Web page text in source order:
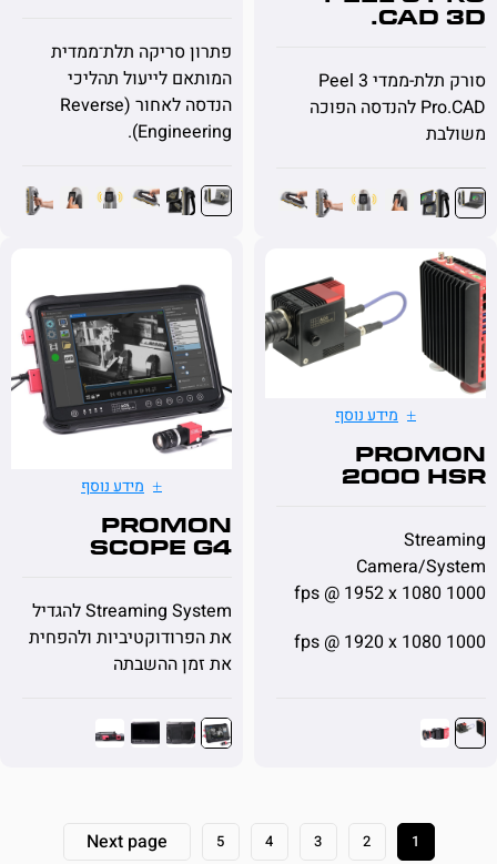
סורק תלת-ממדי Peel 3
Pro.CAD להנדסה הפוכה
פתרון סריקה תלת־ממדית
המותאם לייעול תהליכי
הנדסה לאחור (Reverse
Engineering).
מידע נוסף
2000
Camera/
מידע נוסף
PROMON
SCOPE G4
Streaming System להגדיל
את הפרודוקטיביות ולהפחית
את זמן ההשבתה
3
4
5
Next page